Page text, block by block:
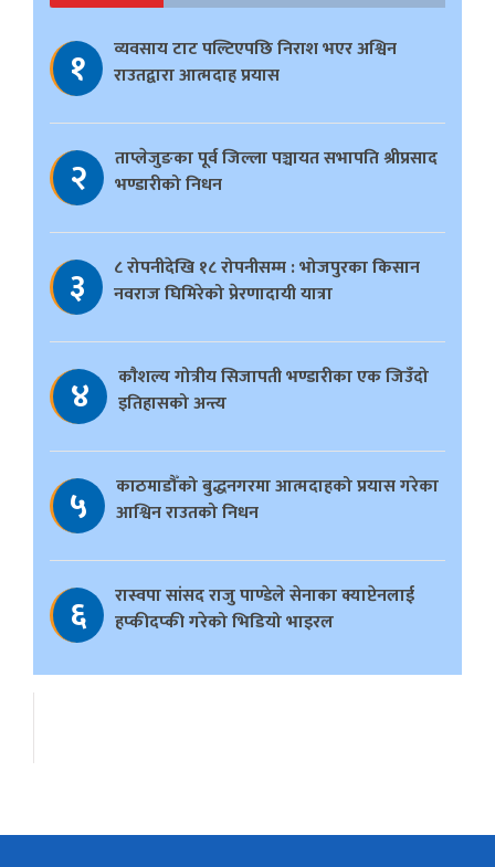
१
व्यवसाय टाट पल्टिएपछि निराश भएर अश्विन
राउतद्वारा आत्मदाह प्रयास
२
ताप्लेजुङका पूर्व जिल्ला पञ्चायत सभापति श्रीप्रसाद
भण्डारीको निधन
३
८ रोपनीदेखि १८ रोपनीसम्म : भोजपुरका किसान
नवराज घिमिरेको प्रेरणादायी यात्रा
४
काैशल्य गोत्रीय सिजापती भण्डारीका एक जिउँदो
इतिहासको अन्त्य
५
काठमाडौँको बुद्धनगरमा आत्मदाहको प्रयास गरेका
आश्विन राउतको निधन
६
रास्वपा सांसद राजु पाण्डेले सेनाका क्याप्टेनलाई
हप्कीदप्की गरेको भिडियो भाइरल